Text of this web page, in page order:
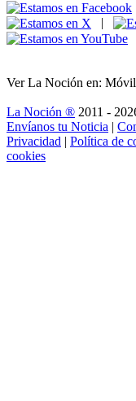
|
Ver La Noción en:
La Noción ® 2011 -
Envíanos tu Noticia |
Privacidad | Política de
cookies